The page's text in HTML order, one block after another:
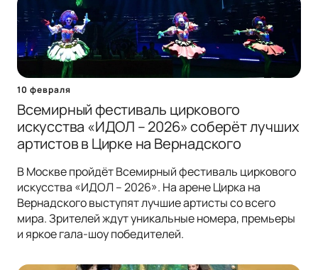
10 февраля
Всемирный фестиваль циркового
искусства «ИДОЛ – 2026» соберёт лучших
артистов в Цирке на Вернадского
В Москве пройдёт Всемирный фестиваль циркового
искусства «ИДОЛ – 2026». На арене Цирка на
Вернадского выступят лучшие артисты со всего
мира. Зрителей ждут уникальные номера, премьеры
и яркое гала-шоу победителей.